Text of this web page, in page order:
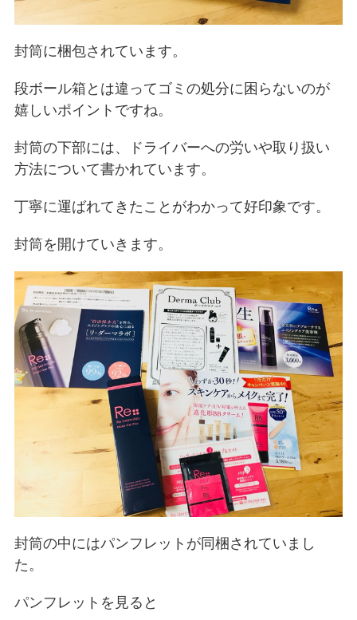
封筒に梱包されています。
段ボール箱とは違ってゴミの処分に困らないのが
嬉しいポイントですね。
封筒の下部には、ドライバーへの労いや取り扱い
方法について書かれています。
丁寧に運ばれてきたことがわかって好印象です。
封筒を開けていきます。
封筒の中にはパンフレットが同梱されていまし
た。
パンフレットを見ると